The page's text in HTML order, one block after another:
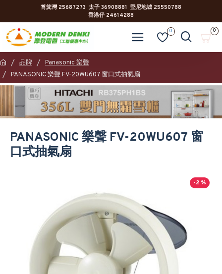
筲箕灣 25687273 太子 36908881 堅尼地城 25550788
香港仔 24614288
0 0
品牌
Panasonic 樂聲
PANASONIC 樂聲 FV-20WU607 窗口式抽氣扇
PANASONIC 樂聲 FV-20WU607 窗
口式抽氣扇
-2 %